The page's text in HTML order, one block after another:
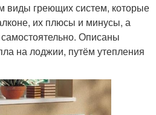
виды греющих систем, которые
их плюсы и минусы, а
самостоятельно. Описаны
на лоджии, путём утепления